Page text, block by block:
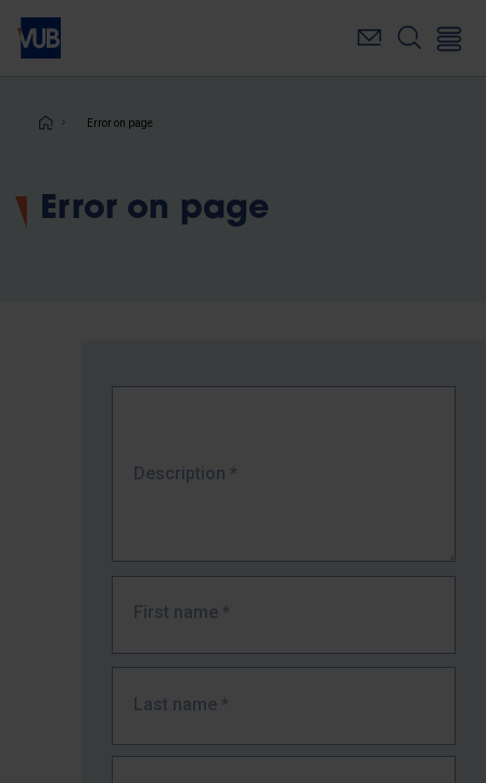
Skip
main
Breadcrumb
Error on page
Error on page
Description *
First name *
Last name *